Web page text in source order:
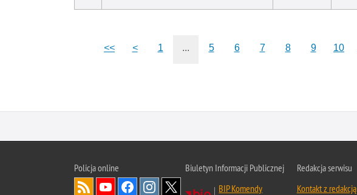
<< < 1 ... 5 6 7 8 9 10
Policja online
Biuletyn Informacji Publicznej
BIP Komendy
Redakcja serwisu
Kontakt z redakcją